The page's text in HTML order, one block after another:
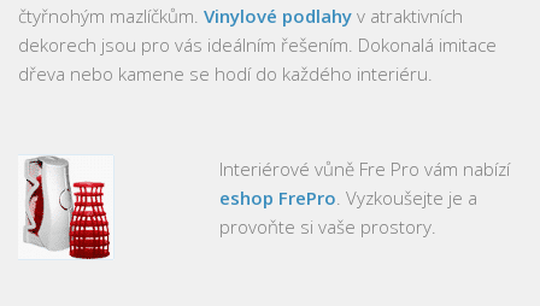
čtyřnohým mazlíčkům. Vinylové podlahy v atraktivních
dekorech jsou pro vás ideálním řešením. Dokonalá imitace
dřeva nebo kamene se hodí do každého interiéru.
Interiérové vůně Fre Pro vám nabízí
eshop FrePro . Vyzkoušejte je a
provoňte si vaše prostory.